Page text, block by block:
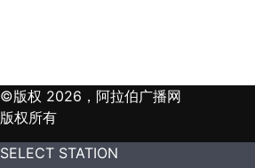
©版权 2026，阿拉伯广播网
版权所有
SELECT STATION